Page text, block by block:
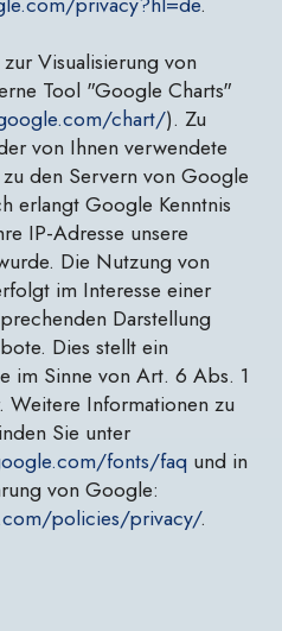
Visualisierung von
Tool "Google Charts"
chart/). Zu
von Ihnen verwendete
den Servern von Google
erlangt Google Kenntnis
IP-Adresse unsere
Die Nutzung von
im Interesse einer
Darstellung
Dies stellt ein
im Sinne von Art. 6 Abs. 1
Weitere Informationen zu
Sie unter
fonts/faq und in
von Google:
policies/privacy/.